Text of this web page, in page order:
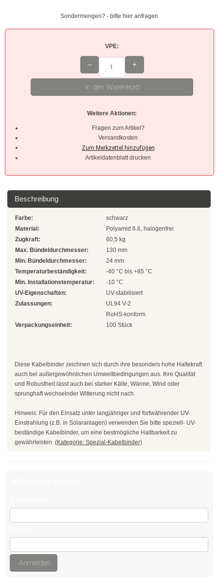
Schwarz
Natur
Gelb
Grün
Blau
SONDERANGEBOTE
Edelstahlbinder
Edelstahlbinder 316 SS
Edelstahlkabelbinder, wiederlösbar
Edelstahlbinder mit Leiterverschluss
Edelstahlbinder mit Welle
Edelstahlmarkierplatten
außenverzahnt
mit Nummerierung
Sondermengen? - bitte hier anfragen
VPE:
– +
In den Warenkorb
Weitere Aktionen:
Fragen zum Artikel?
Versandkosten
Artikeldatenblatt drucken
Beschreibung
Farbe:
schwarz
Material:
Polyamid 6.6, halogenfrei
Zugkraft:
60,5 kg
Max. Bündeldurchmesser:
130 mm
Min. Bündeldurchmesser:
24 mm
Temperaturbeständigkeit:
-40 °C bis +85 °C
Min. Installationstemperatur:
-10 °C
UV-Eigenschaften:
UV-stabilisiert
Zulassungen:
UL94 V-2
RoHS-konform
Verpackungseinheit:
100 Stück
Diese Kabelbinder zeichnen sich durch ihre besonders hohe Haltekraft
auch bei außergewöhnlichen Umweltbedingungen aus. Ihre Qualität
und Robustheit lässt auch bei starker Kälte, Wärme, Wind oder
sprunghaft wechselnder Witterung nicht nach.
Hinweis: Für den Einsatz unter langjähriger und fortwährender UV-
Einstrahlung (z.B. in Solaranlagen) verwenden Sie bitte speziell- UV-
beständige Kabelbinder, um eine bestmögliche Haltbarkeit zu
gewährleisten. (Kategorie: Spezial-Kabelbinder)
Anmelden